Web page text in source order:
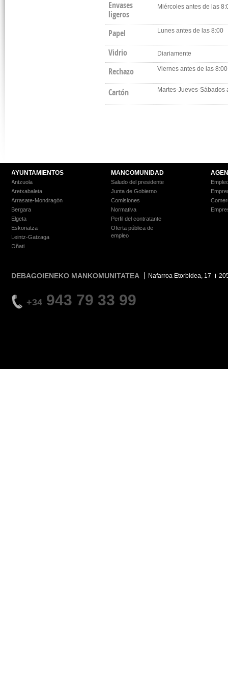
Envases
ligeros
Miércoles antes de las
Papel Lunes antes de las 8:00
Vidrio Diariamente
Rechazo Viernes antes de las 8:00
Cartón Martes-Jueves-Sábados
AYUNTAMIENTOS
Antzuola
Aretxabaleta
Arrasate-Mondragón
Bergara
Elgeta
Eskoriatza
Leintz-Gatzaga
Oñati
MANCOMUNIDAD
Saludo del presidente
Junta de Gobierno
Comisiones
Normativa
Perfil del contratante
Oferta pública de
empleo
DEBAGOIENEKO MANKOMUNITATEA Nafarroa Etorbidea, 17
+34 943 79 33 99